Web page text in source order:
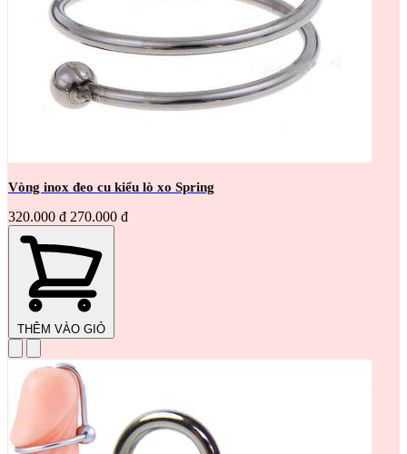
Vòng inox đeo cu kiểu lò xo Spring
320.000 đ 270.000 đ
THÊM VÀO GIỎ